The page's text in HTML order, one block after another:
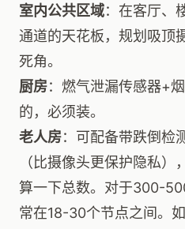
室内公共区域：在客厅、
通道的天花板，规划吸顶
死角。
厨房：燃气泄漏传感器+
的，必须装。
老人房：可配备带跌倒检
（比摄像头更保护隐私）
算一下总数。对于300-
常在18-30个节点之间。